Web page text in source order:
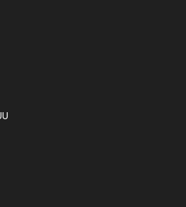
tiene oro, fluye junto a
la milla 7 a la 15., y podremos
mina de oro.
y los 271 acres que lo
en Independence Mine State
Trece estructuras
la década de 1930 y principios
en pie. Continuaremos
Knick.